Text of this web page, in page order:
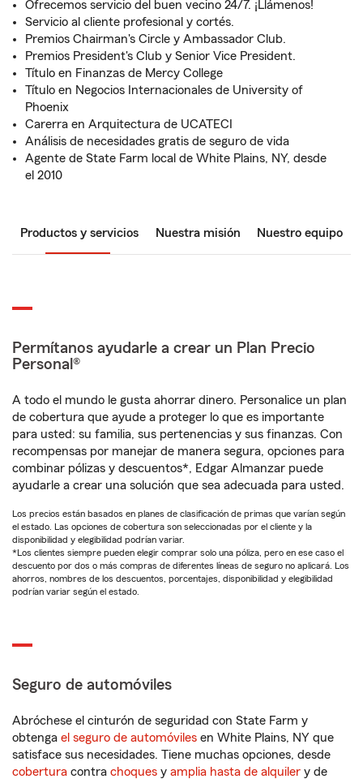
Ofrecemos servicio del buen vecino 24/7. ¡Llámenos!
Servicio al cliente profesional y cortés.
Premios Chairman's Circle y Ambassador Club.
Premios President's Club y Senior Vice President.
Título en Finanzas de Mercy College
Título en Negocios Internacionales de University of
Phoenix
Carerra en Arquitectura de UCATECI
Análisis de necesidades gratis de seguro de vida
Agente de State Farm local de White Plains, NY, desde
el 2010
Productos y servicios Nuestra misión Nuestro equipo
Permítanos ayudarle a crear un Plan Precio
Personal®
A todo el mundo le gusta ahorrar dinero. Personalice un plan
de cobertura que ayude a proteger lo que es importante
para usted: su familia, sus pertenencias y sus finanzas. Con
recompensas por manejar de manera segura, opciones para
combinar pólizas y descuentos*, Edgar Almanzar puede
ayudarle a crear una solución que sea adecuada para usted.
Los precios están basados en planes de clasificación de primas que varían según
el estado. Las opciones de cobertura son seleccionadas por el cliente y la
disponibilidad y elegibilidad podrían variar.
*Los clientes siempre pueden elegir comprar solo una póliza, pero en ese caso el
descuento por dos o más compras de diferentes líneas de seguro no aplicará. Los
ahorros, nombres de los descuentos, porcentajes, disponibilidad y elegibilidad
podrían variar según el estado.
Seguro de automóviles
Abróchese el cinturón de seguridad con State Farm y
obtenga el seguro de automóviles en White Plains, NY que
satisface sus necesidades. Tiene muchas opciones, desde
cobertura contra choques y amplia hasta de alquiler y de